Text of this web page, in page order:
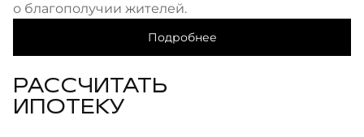
о благополучии жителей.
Подробнее
РАССЧИТАТЬ
ИПОТЕКУ